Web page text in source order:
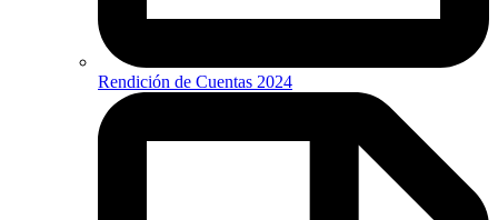
Rendición de Cuentas 2024